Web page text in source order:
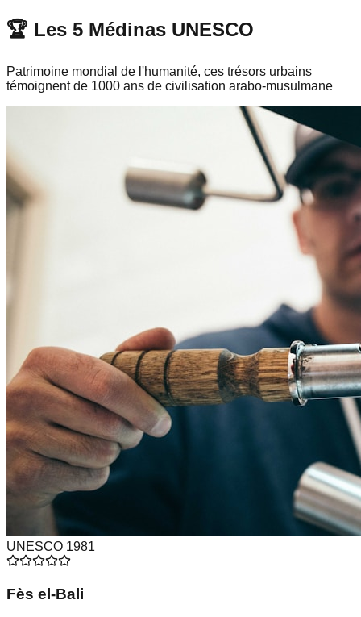
🏆 Les 5 Médinas UNESCO
Patrimoine mondial de l'humanité, ces trésors urbains
témoignent de 1000 ans de civilisation arabo-musulmane
UNESCO 1981
Fès el-Bali